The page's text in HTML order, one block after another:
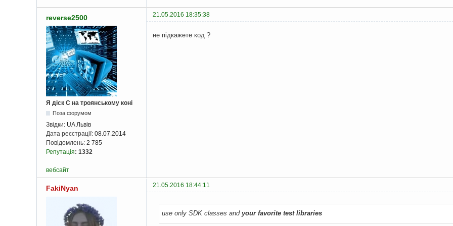
reverse2500 21.05.2016 18:35:38
Я діск С на троянському коні
Поза форумом
Звідки: UA Львів
Дата реєстрації: 08.07.2014
Повідомлень: 2 785
Репутація: 1332
не підкажете код ?
вебсайт
FakiNyan 21.05.2016 18:44:11
use only SDK classes and your favorite test libraries